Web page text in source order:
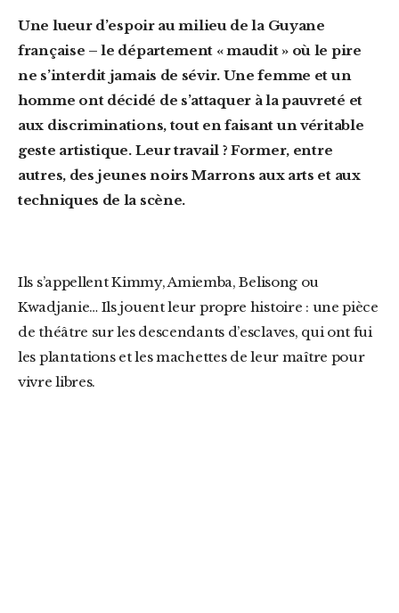
Une lueur d’espoir au milieu de la Guyane
française – le département « maudit » où le pire
ne s’interdit jamais de sévir. Une femme et un
homme ont décidé de s’attaquer à la pauvreté et
aux discriminations, tout en faisant un véritable
geste artistique. Leur travail ? Former, entre
autres, des jeunes noirs Marrons aux arts et aux
techniques de la scène.
Ils s’appellent Kimmy, Amiemba, Belisong ou
Kwadjanie… Ils jouent leur propre histoire : une pièce
de théâtre sur les descendants d’esclaves, qui ont fui
les plantations et les machettes de leur maître pour
vivre libres.